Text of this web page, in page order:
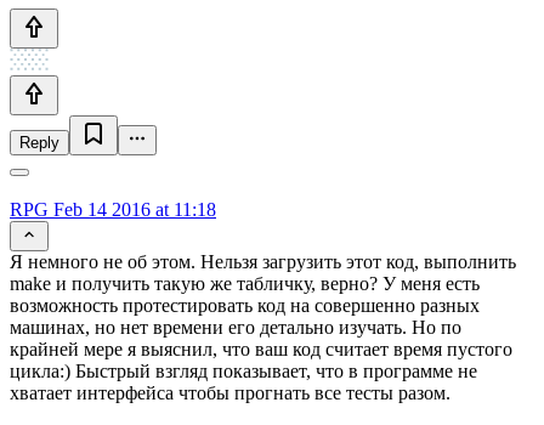
Reply
RPG Feb 14 2016 at 11:18
Я немного не об этом. Нельзя загрузить этот код, выполнить
make и получить такую же табличку, верно? У меня есть
возможность протестировать код на совершенно разных
машинах, но нет времени его детально изучать. Но по
крайней мере я выяснил, что ваш код считает время пустого
цикла:) Быстрый взгляд показывает, что в программе не
хватает интерфейса чтобы прогнать все тесты разом.